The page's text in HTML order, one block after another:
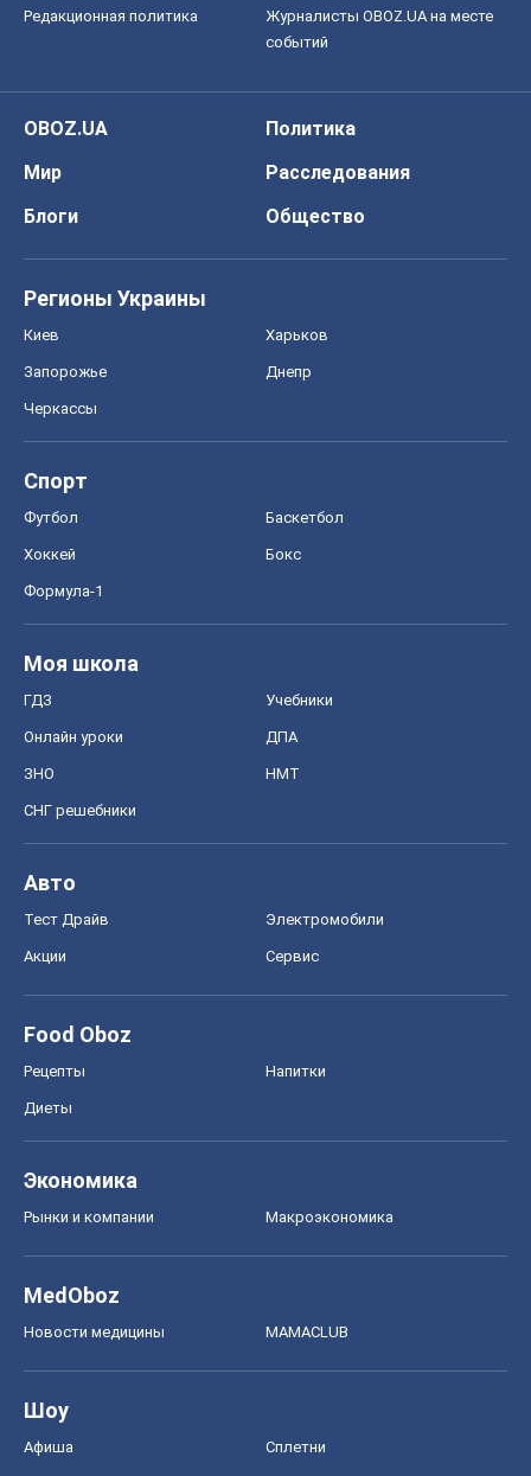
Редакционная политика
Журналисты OBOZ.UA на месте
событий
OBOZ.UA
Политика
Мир
Расследования
Блоги
Общество
Регионы Украины
Киев Харьков
Запорожье Днепр
Черкассы
Спорт
Футбол Баскетбол
Хоккей Бокс
Формула-1
Моя школа
ГДЗ Учебники
Онлайн уроки ДПА
ЗНО НМТ
СНГ решебники
Авто
Тест Драйв Электромобили
Акции Сервис
Food Oboz
Рецепты Напитки
Диеты
Экономика
Рынки и компании Mакроэкономика
MedOboz
Новости медицины MAMACLUB
Шоу
Афиша Сплетни